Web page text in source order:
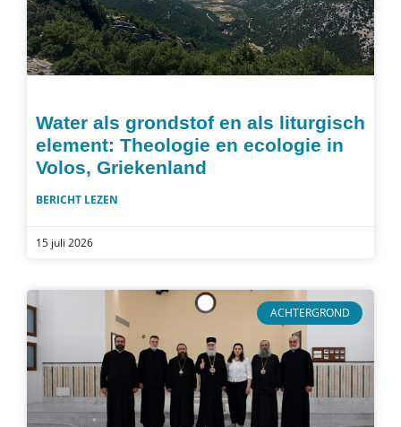
Water als grondstof en als liturgisch
element: Theologie en ecologie in
Volos, Griekenland
BERICHT LEZEN
15 juli 2026
ACHTERGROND